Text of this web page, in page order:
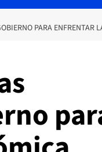
PARA ENFRENTAR